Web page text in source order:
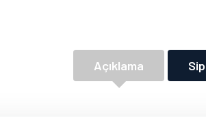
Açıklama